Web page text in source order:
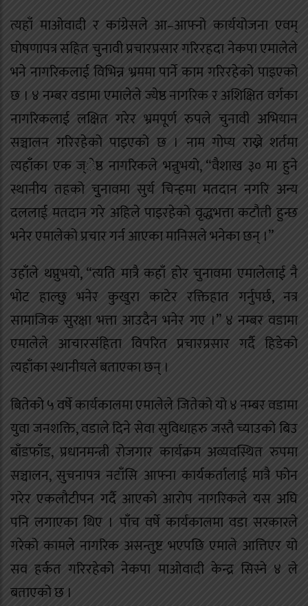
त्यहाँ माओवादी र कांग्रेसले आ–आफ्नो कार्ययोजना एवम्
घोषणापत्र सहित चुनावी प्रचारप्रसार गरिरहदा नेकपा एमालेले
भने नागरिकलाई विभिन्न भ्रममा पार्ने काम गरिरहेको पाइएको
छ । ४ नम्बर वडामा एमालेले ज्येष्ठ नागरिक र अशिक्षित वर्गका
नागरिकलाई लक्षित गरेर भ्रमपूर्ण रुपले चुनावी अभियान
सञ्चालन गरिरहेको पाइएको छ । नाम गोप्य राख्ने शर्तमा
त्यहाँका एक ज्ेष्ठ नागरिकले भन्नुभयो, “वैशाख ३० मा हुने
स्थानीय तहको चुुनावमा सुर्य चिन्हमा मतदान नगरि अन्य
दललाई मतदान गरे अहिले पाइरहेको वृद्धभत्ता कटौती हुन्छ
भनेर एमालेको प्रचार गर्न आएका मानिसले भनेका छन् ।”
उहाँले थप्नुभयो, “त्यति मात्रै कहाँ होर चुनावमा एमालेलाई नै
भोट हाल्छु भनेर कुखुरा काटेर रक्तिहात गर्नुपर्छ, नत्र
सामाजिक सुरक्षा भत्ता आउदैन भनेर गए ।” ४ नम्बर वडामा
एमालेले आचारसंहिता विपरित प्रचारप्रसार गर्दै हिडेको
त्यहाँका स्थानीयले बताएका छन् ।
बितेको ५ वर्षे कार्यकालमा एमालेले जितेको यो ४ नम्बर वडामा
युवा जनशक्ति, वडाले दिने सेवा सुविधाहरु जस्तै च्याउको बिउ
बाँडफाँड, प्रधानमन्त्री रोजगार कार्यक्रम अव्यवस्थित रुपमा
सञ्चालन, सुचनापत्र नटाँसि आफ्ना कार्यकर्तालाई मात्रै फोन
गरेर एकलौटीपन गर्दै आएको आरोप नागरिकले यस अघि
पनि लगाएका थिए । पाँच वर्षे कार्यकालमा वडा सरकारले
गरेको कामले नागरिक असन्तुष्ट भएपछि एमाले आत्तिएर यो
सव हर्कत गरिरहेको नेकपा माओवादी केन्द्र सिस्ने ४ ले
बताएको छ ।